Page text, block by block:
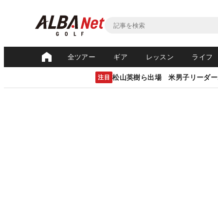
全ツアー ギア レッスン ライフ
注目 松山英樹ら出場 米男子リーダ